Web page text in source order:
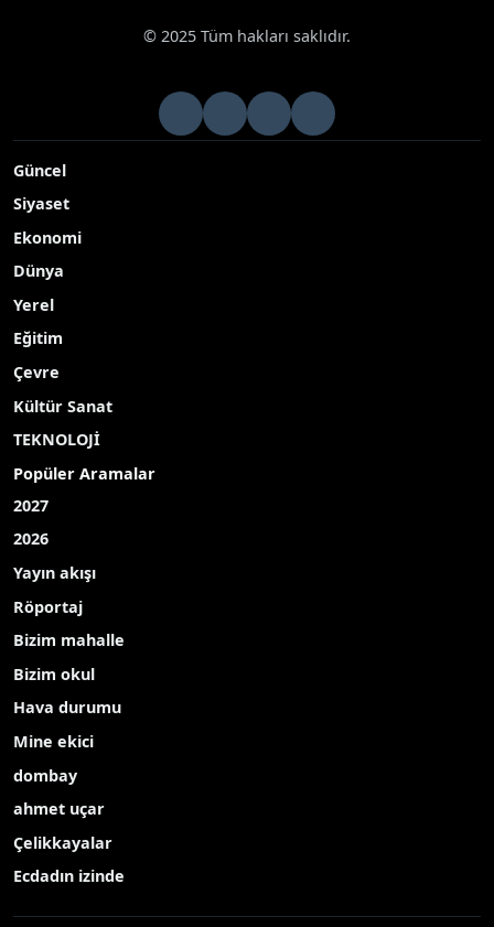
© 2025 Tüm hakları saklıdır.
Güncel
Siyaset
Ekonomi
Dünya
Yerel
Eğitim
Çevre
Kültür Sanat
TEKNOLOJİ
Popüler Aramalar
2027
2026
Yayın akışı
Röportaj
Bizim mahalle
Bizim okul
Hava durumu
Mine ekici
dombay
ahmet uçar
Çelikkayalar
Ecdadın izinde